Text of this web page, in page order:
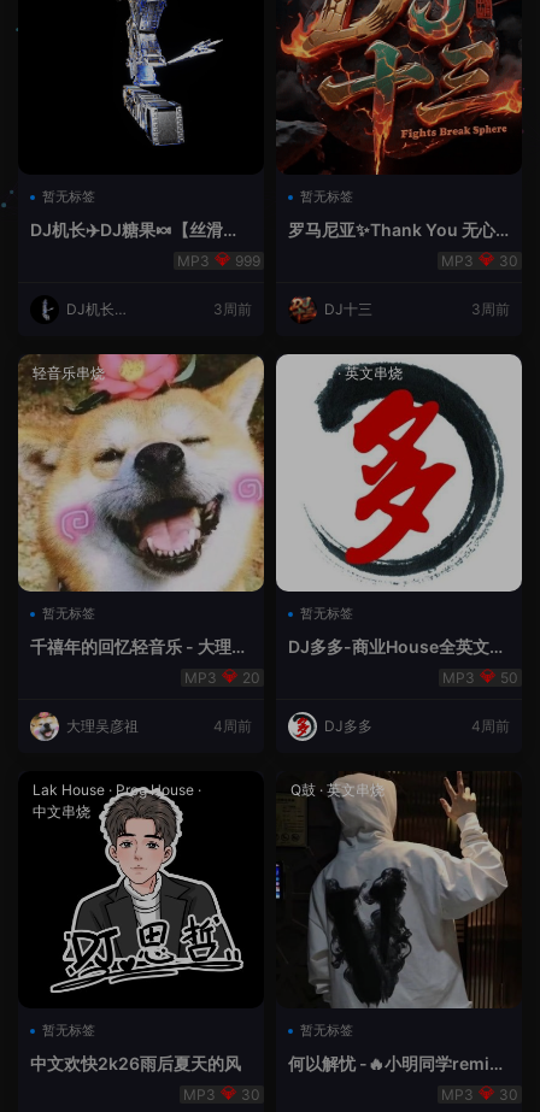
暂无标签
DJ机长✈️DJ糖果🍬【丝滑之
夜5】House摇摆节奏✈️纯净999
DJ机长云
3周前
暂无标签
罗马尼亚✨Thank You 无心
30
DJ十三 3周前
轻音乐串烧
暂无标签
千禧年的回忆轻音乐 - 大理吴
20
大理吴彦祖 4周前
House·英文串烧
暂无标签
DJ多多-商业House全英文经
50
DJ多多 4周前
Lak House · Prog House ·
中文串烧
暂无标签
中文欢快2k26雨后夏天的风
30
Q鼓 · 英文串烧
暂无标签
何以解忧 -🔥小明同学remix
30